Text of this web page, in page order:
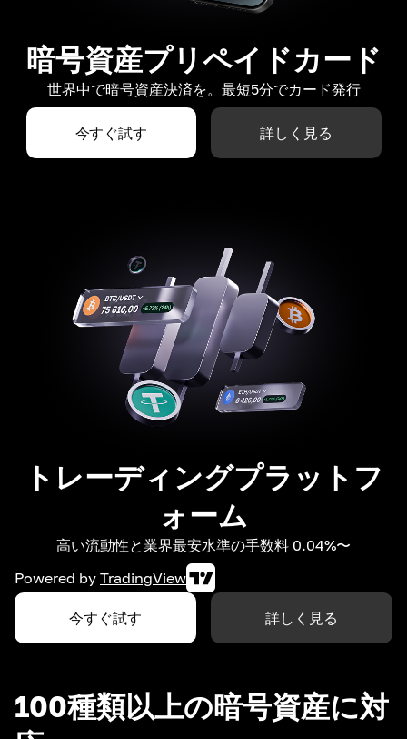
暗号資産プリペイドカード
世界中で暗号資産決済を。最短5分でカード発行
今すぐ試す 詳しく見る
トレーディングプラットフ
ォーム
高い流動性と業界最安水準の手数料 0.04%〜
Powered by TradingView
今すぐ試す 詳しく見る
100種類以上の暗号資産に対